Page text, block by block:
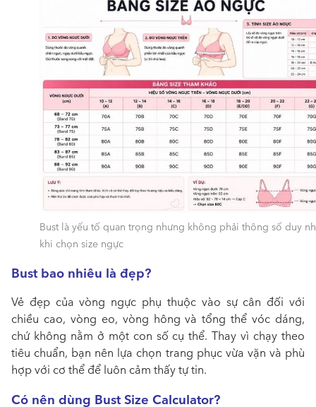
Bust là yếu tố quan trọng nhưng không phải thông số duy
khi chọn size ngực
Bust bao nhiêu là đẹp?
Vẻ đẹp của vòng ngực phụ thuộc vào sự cân đối với
chiều cao, vòng eo, vòng hông và tổng thể vóc dáng,
chứ không nằm ở một con số cụ thể. Thay vì chạy theo
tiêu chuẩn, bạn nên lựa chọn trang phục vừa vặn và phù
hợp với cơ thể để luôn cảm thấy tự tin.
Có nên dùng Bust Size Calculator?